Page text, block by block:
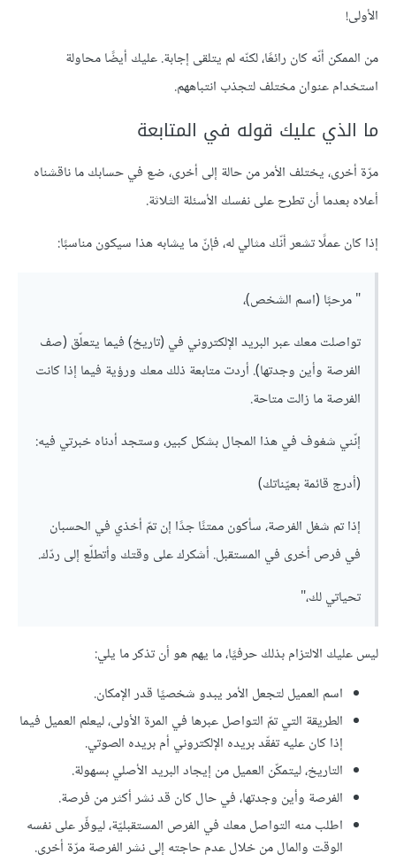
الأولى!
من الممكن أنّه كان رائعًا، لكنّه لم يتلقى إجابة. عليك أيضًا محاولة
استخدام عنوان مختلف لتجذب انتباههم.
ما الذي عليك قوله في المتابعة
مرّة أخرى، يختلف الأمر من حالة إلى أخرى، ضع في حسابك ما ناقشناه
أعلاه بعدما أن تطرح على نفسك الأسئلة الثلاثة.
إذا كان عملًا تشعر أنّك مثالي له، فإنّ ما يشابه هذا سيكون مناسبًا:
" مرحبًا (اسم الشخص)،
تواصلت معك عبر البريد الإلكتروني في (تاريخ) فيما يتعلّق (صف
الفرصة وأين وجدتها). أردت متابعة ذلك معك ورؤية فيما إذا كانت
الفرصة ما زالت متاحة.
إنّني شغوف في هذا المجال بشكل كبير، وستجد أدناه خبرتي فيه:
(أدرج قائمة بعيّناتك)
إذا تم شغل الفرصة، سأكون ممتنًا جدًا إن تمّ أخذي في الحسبان
في فرص أخرى في المستقبل. أشكرك على وقتك وأتطلّع إلى ردّك.
تحياتي لك،"
ليس عليك الالتزام بذلك حرفيًا، ما يهم هو أن تذكر ما يلي:
اسم العميل لتجعل الأمر يبدو شخصيًا قدر الإمكان.
الطريقة التي تمّ التواصل عبرها في المرة الأولى، ليعلم العميل فيما
إذا كان عليه تفقّد بريده الإلكتروني أم بريده الصوتي.
التاريخ، ليتمكّن العميل من إيجاد البريد الأصلي بسهولة.
الفرصة وأين وجدتها، في حال كان قد نشر أكثر من فرصة.
اطلب منه التواصل معك في الفرص المستقبليّة، ليوفّر على نفسه
الوقت والمال من خلال عدم حاجته إلى نشر الفرصة مرّة أخرى.